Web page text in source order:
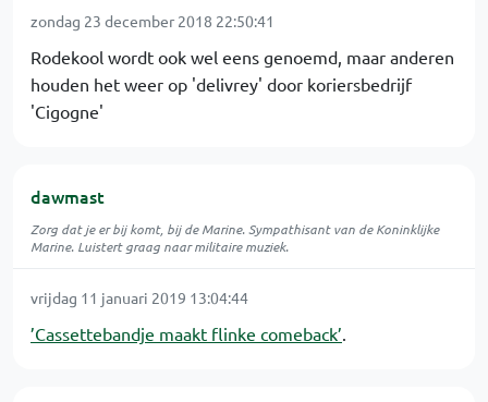
zondag 23 december 2018 22:50:41
Rodekool wordt ook wel eens genoemd, maar anderen
houden het weer op 'delivrey' door koriersbedrijf
'Cigogne'
dawmast
Zorg dat je er bij komt, bij de Marine. Sympathisant van de Koninklijke
Marine. Luistert graag naar militaire muziek.
vrijdag 11 januari 2019 13:04:44
’Cassettebandje maakt flinke comeback’.